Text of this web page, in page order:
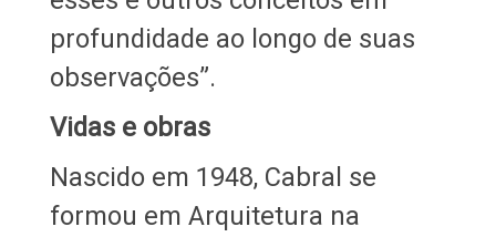
profundidade ao longo de suas
observações”.
Vidas e obras
Nascido em 1948, Cabral se
formou em Arquitetura na